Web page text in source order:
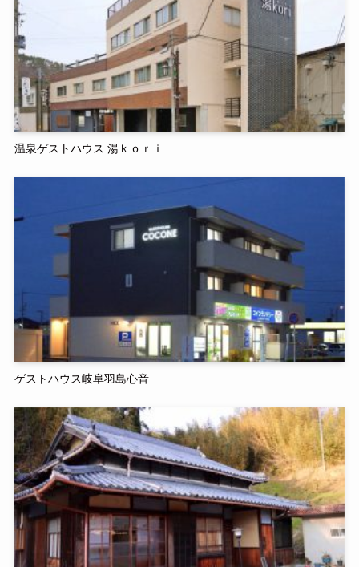
温泉ゲストハウス 湯ｋｏｒｉ
ゲストハウス岐阜羽島心音